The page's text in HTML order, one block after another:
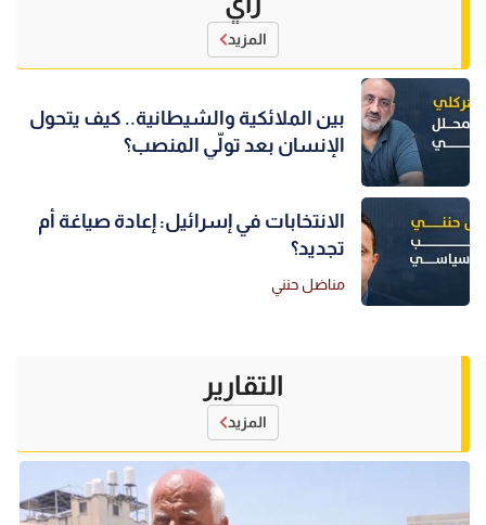
المزيد
بين الملائكية والشيطانية.. كيف يتحول
الإنسان بعد تولّي المنصب؟
الانتخابات في إسرائيل: إعادة صياغة أم
تجديد؟
مناضل حنني
التقارير
المزيد